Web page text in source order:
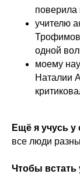
поверила
учителю
одной
моему
Наталии
Ещё я учусь у
все люди
Чтобы встать